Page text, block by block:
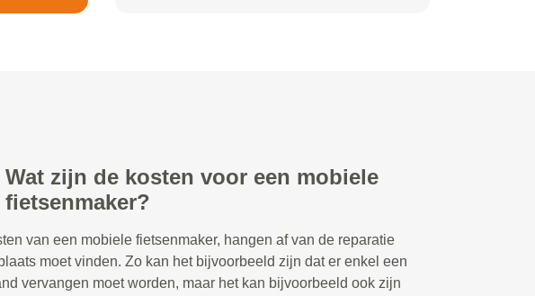
Wat zijn de kosten voor een mobiele
fietsenmaker?
van een mobiele fietsenmaker, hangen af van de reparatie
moet vinden. Zo kan het bijvoorbeeld zijn dat er enkel een
vervangen moet worden, maar het kan bijvoorbeeld ook zijn